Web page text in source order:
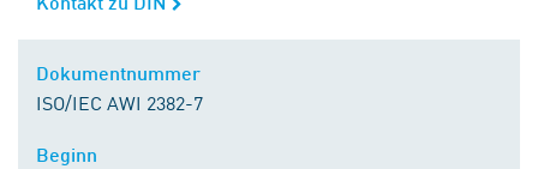
Dokumentnummer
ISO/IEC AWI 2382-7
Beginn